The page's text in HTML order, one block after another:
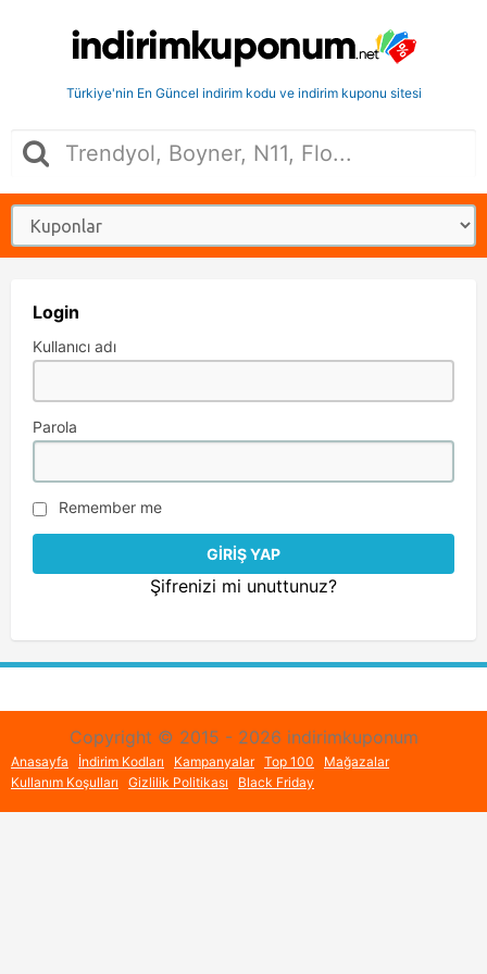
Türkiye'nin En Güncel indirim kodu ve indirim kuponu sitesi
Login
Kullanıcı adı
Parola
Remember me
Şifrenizi mi unuttunuz?
Copyright © 2015 - 2026 indirimkuponum
Anasayfa İndirim Kodları Kampanyalar Top 100
Mağazalar
Kullanım Koşulları
Gizlilik Politikası Black Friday